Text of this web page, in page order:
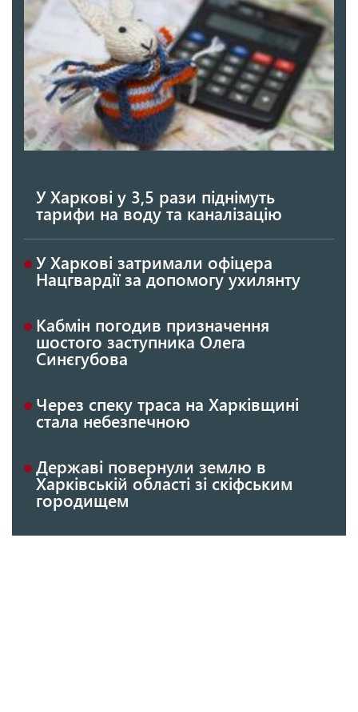
У Харкові у 3,5 рази піднімуть
тарифи на воду та каналізацію
У Харкові затримали офіцера
Нацгвардії за допомогу ухилянту
Кабмін погодив призначення
шостого заступника Олега
Синєгубова
Через спеку траса на Харківщині
стала небезпечною
Державі повернули землю в
Харківській області зі скіфським
городищем